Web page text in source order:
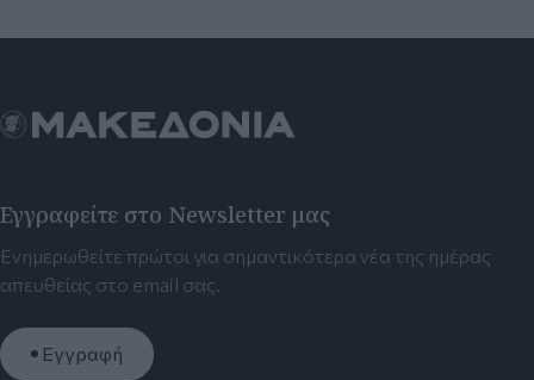
Εγγραφείτε στο Newsletter μας
Ενημερωθείτε πρώτοι για σημαντικότερα νέα της ημέρας
απευθείας στο email σας.
Εγγραφή